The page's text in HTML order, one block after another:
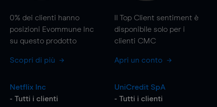
0% dei clienti hanno
posizioni Evommune Inc
su questo prodotto
Scopri di più
Il Top Client sentiment è
disponibile solo per i
clienti CMC
Apri un conto
Netflix Inc
- Tutti i clienti
UniCredit SpA
- Tutti i clienti